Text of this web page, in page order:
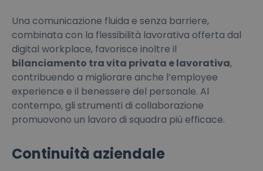
Una comunicazione fluida e senza barriere,
combinata con la flessibilità lavorativa offerta dal
digital workplace, favorisce inoltre il
bilanciamento tra vita privata e lavorativa,
contribuendo a migliorare anche l’employee
experience e il benessere del personale. Al
contempo, gli strumenti di collaborazione
promuovono un lavoro di squadra più efficace.
Continuità aziendale